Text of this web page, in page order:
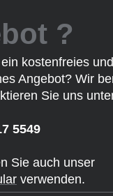
?
kostenfreies und
Angebot? Wir
Sie uns
5549
Sie auch unser
verwenden.